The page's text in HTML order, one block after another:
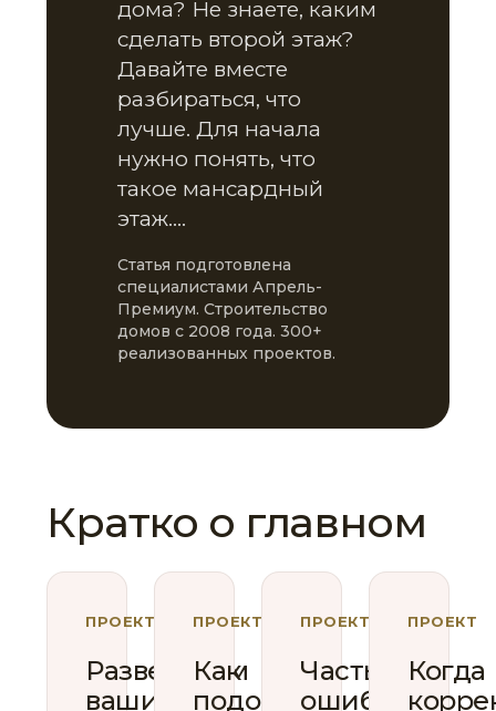
дома? Не знаете, каким
сделать второй этаж?
Давайте вместе
разбираться, что
лучше. Для начала
нужно понять, что
такое мансардный
этаж.…
Статья подготовлена
специалистами Апрель-
Премиум. Строительство
домов с 2008 года. 300+
реализованных проектов.
Кратко о главном
ПРОЕКТ
Развеиваем
ваши
ПРОЕКТ
Как
подойти
ПРОЕКТ
Частые
ошибки
ПРОЕКТ
Когда